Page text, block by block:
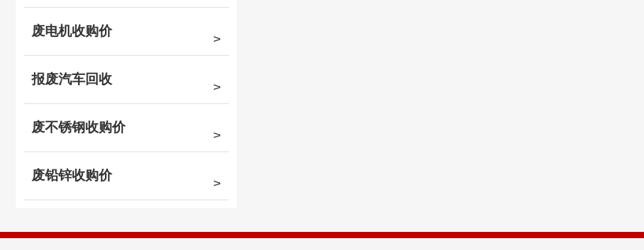
废电机收购价
报废汽车回收
废不锈钢收购价
废铅锌收购价